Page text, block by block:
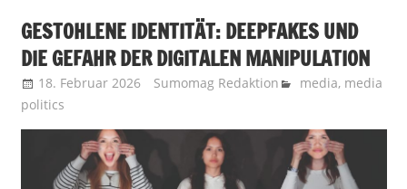
GESTOHLENE IDENTITÄT: DEEPFAKES UND
DIE GEFAHR DER DIGITALEN MANIPULATION
18. Februar 2026 Sumomag Redaktion media, media
politics